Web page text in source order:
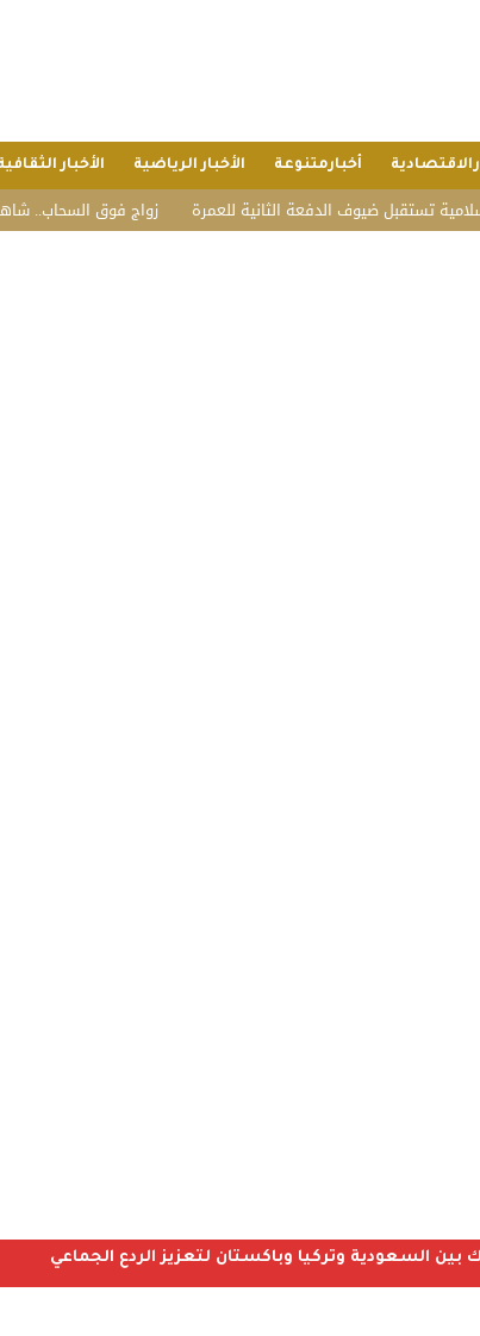
أخبارمتنوعة الأخبار الرياضية الأخبار
زواج فوق السحاب.. شاهد: ضيوف الدفعة الثانية للعمرة
السعودية وتركيا وباكستان لتعزيز الردع الجماعي